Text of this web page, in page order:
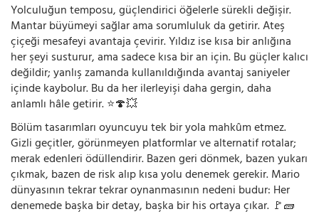
Yolculuğun temposu, güçlendirici öğelerle sürekli değişir.
Mantar büyümeyi sağlar ama sorumluluk da getirir. Ateş
çiçeği mesafeyi avantaja çevirir. Yıldız ise kısa bir anlığına
her şeyi susturur, ama sadece kısa bir an için. Bu güçler kalıcı
değildir; yanlış zamanda kullanıldığında avantaj saniyeler
içinde kaybolur. Bu da her ilerleyişi daha gergin, daha
anlamlı hâle getirir. ⭐🍄💥
Bölüm tasarımları oyuncuyu tek bir yola mahkûm etmez.
Gizli geçitler, görünmeyen platformlar ve alternatif rotalar;
merak edenleri ödüllendirir. Bazen geri dönmek, bazen yukarı
çıkmak, bazen de risk alıp kısa yolu denemek gerekir. Mario
dünyasının tekrar tekrar oynanmasının nedeni budur: Her
denemede başka bir detay, başka bir his ortaya çıkar. 🚩🧱